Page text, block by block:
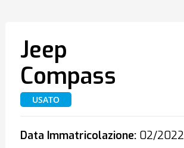
Jeep
Compass
USATO
Data Immatricolazione:02/2022